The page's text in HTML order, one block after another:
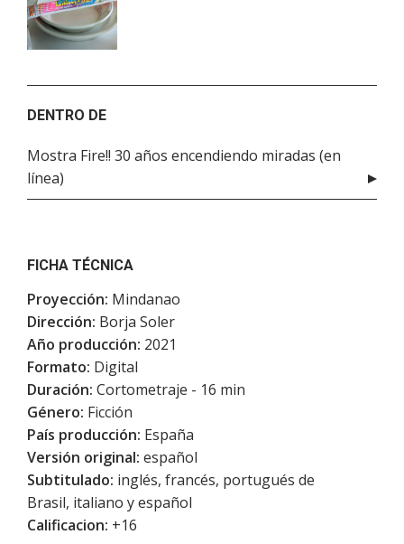
DENTRO DE
Mostra Fire!! 30 años encendiendo miradas (en
línea)
FICHA TÉCNICA
Proyección: Mindanao
Dirección: Borja Soler
Año producción: 2021
Formato: Digital
Duración: Cortometraje - 16 min
Género: Ficción
País producción: España
Versión original: español
Subtitulado: inglés, francés, portugués de
Brasil, italiano y español
Calificacion: +16